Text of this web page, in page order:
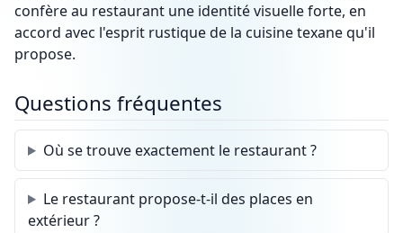
confère au restaurant une identité visuelle forte, en
accord avec l'esprit rustique de la cuisine texane qu'il
propose.
Questions fréquentes
Où se trouve exactement le restaurant ?
Le restaurant propose-t-il des places en
extérieur ?